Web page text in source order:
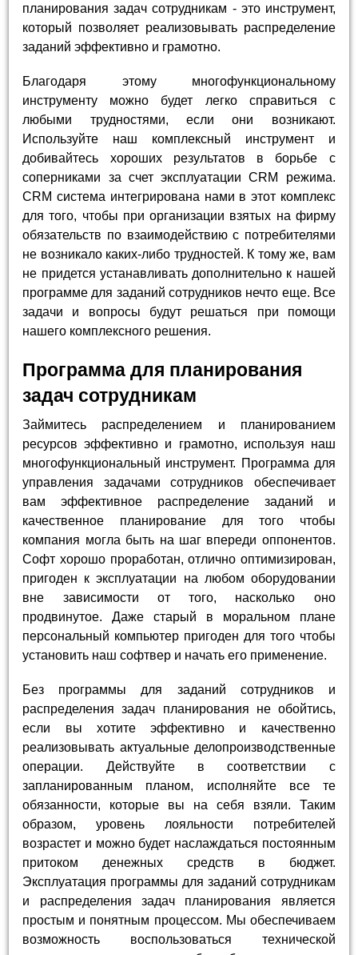
планирования задач сотрудникам - это инструмент,
который позволяет реализовывать распределение
заданий эффективно и грамотно.
Благодаря этому многофункциональному
инструменту можно будет легко справиться с
любыми трудностями, если они возникают.
Используйте наш комплексный инструмент и
добивайтесь хороших результатов в борьбе с
соперниками за счет эксплуатации CRM режима.
CRM система интегрирована нами в этот комплекс
для того, чтобы при организации взятых на фирму
обязательств по взаимодействию с потребителями
не возникало каких-либо трудностей. К тому же, вам
не придется устанавливать дополнительно к нашей
программе для заданий сотрудников нечто еще. Все
задачи и вопросы будут решаться при помощи
нашего комплексного решения.
Программа для планирования
задач сотрудникам
Займитесь распределением и планированием
ресурсов эффективно и грамотно, используя наш
многофункциональный инструмент. Программа для
управления задачами сотрудников обеспечивает
вам эффективное распределение заданий и
качественное планирование для того чтобы
компания могла быть на шаг впереди оппонентов.
Софт хорошо проработан, отлично оптимизирован,
пригоден к эксплуатации на любом оборудовании
вне зависимости от того, насколько оно
продвинутое. Даже старый в моральном плане
персональный компьютер пригоден для того чтобы
установить наш софтвер и начать его применение.
Без программы для заданий сотрудников и
распределения задач планирования не обойтись,
если вы хотите эффективно и качественно
реализовывать актуальные делопроизводственные
операции. Действуйте в соответствии с
запланированным планом, исполняйте все те
обязанности, которые вы на себя взяли. Таким
образом, уровень лояльности потребителей
возрастет и можно будет наслаждаться постоянным
притоком денежных средств в бюджет.
Эксплуатация программы для заданий сотрудникам
и распределения задач планирования является
простым и понятным процессом. Мы обеспечиваем
возможность воспользоваться технической